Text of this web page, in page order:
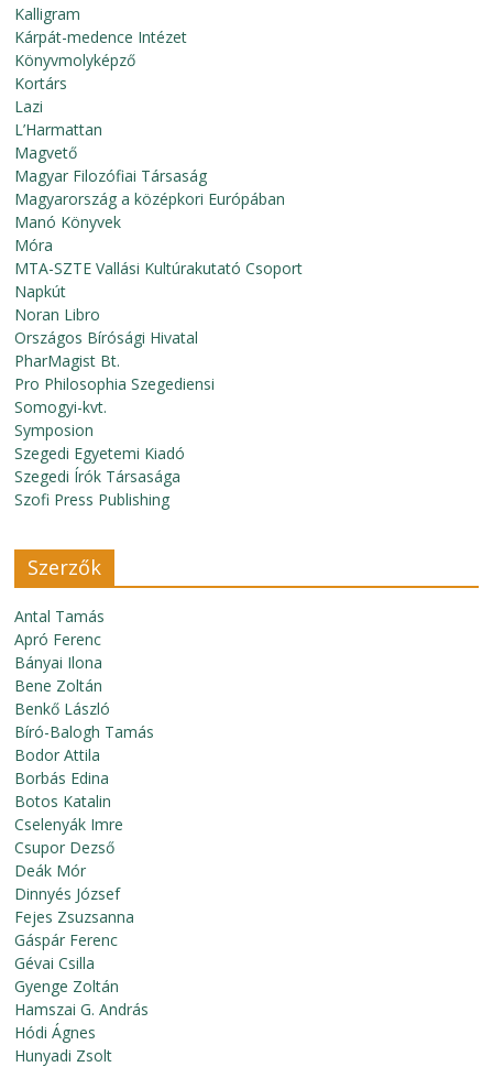
Kalligram
Kárpát-medence Intézet
Könyvmolyképző
Kortárs
Lazi
L’Harmattan
Magvető
Magyar Filozófiai Társaság
Magyarország a középkori Európában
Manó Könyvek
Móra
MTA-SZTE Vallási Kultúrakutató Csoport
Napkút
Noran Libro
Országos Bírósági Hivatal
PharMagist Bt.
Pro Philosophia Szegediensi
Somogyi-kvt.
Symposion
Szegedi Egyetemi Kiadó
Szegedi Írók Társasága
Szofi Press Publishing
Szerzők
Antal Tamás
Apró Ferenc
Bányai Ilona
Bene Zoltán
Benkő László
Bíró-Balogh Tamás
Bodor Attila
Borbás Edina
Botos Katalin
Cselenyák Imre
Csupor Dezső
Deák Mór
Dinnyés József
Fejes Zsuzsanna
Gáspár Ferenc
Gévai Csilla
Gyenge Zoltán
Hamszai G. András
Hódi Ágnes
Hunyadi Zsolt